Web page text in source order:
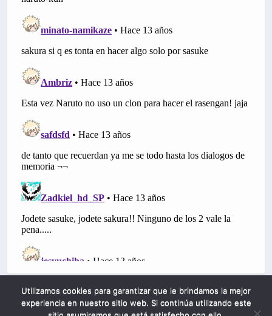
Utilizamos cookies para garantizar que le brindamos la mejor
experiencia en nuestro sitio web. Si continúa utilizando este